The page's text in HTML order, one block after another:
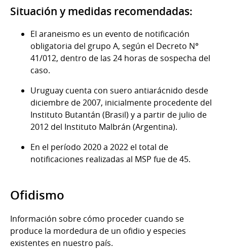
Situación y medidas recomendadas:
El araneismo es un evento de notificación
obligatoria del grupo A, según el Decreto N°
41/012, dentro de las 24 horas de sospecha del
caso.
Uruguay cuenta con suero antiarácnido desde
diciembre de 2007, inicialmente procedente del
Instituto Butantán (Brasil) y a partir de julio de
2012 del Instituto Malbrán (Argentina).
En el período 2020 a 2022 el total de
notificaciones realizadas al MSP fue de 45.
Ofidismo
Información sobre cómo proceder cuando se
produce la mordedura de un ofidio y especies
existentes en nuestro país.